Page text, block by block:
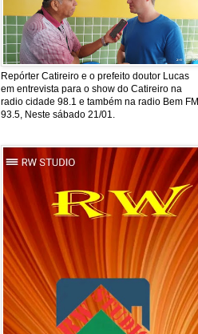
Repórter Catireiro e o prefeito doutor Lucas
em entrevista para o show do Catireiro na
radio cidade 98.1 e também na radio Bem FM
93.5, Neste sábado 21/01.